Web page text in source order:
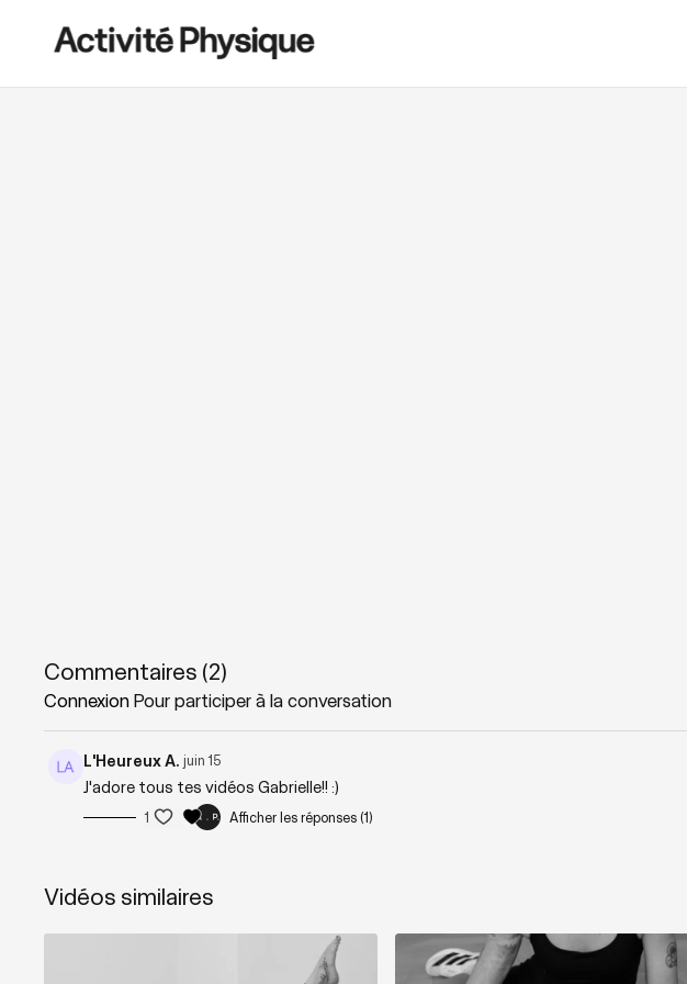
Commentaires (2)
Connexion Pour participer à la conversation
L'Heureux A. juin 15
J'adore tous tes vidéos Gabrielle!! :)
1 Afficher les réponses (1)
Vidéos similaires